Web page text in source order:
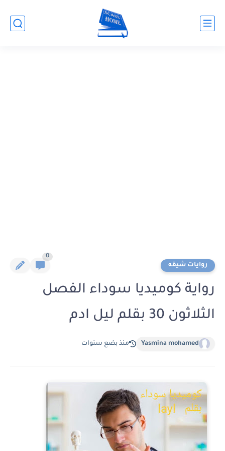
روايات شيقه
0
رواية كوميديا سوداء الفصل
الثلاثون 30 بقلم ليل ادم
Yasmina mohamed منذ بضع سنوات